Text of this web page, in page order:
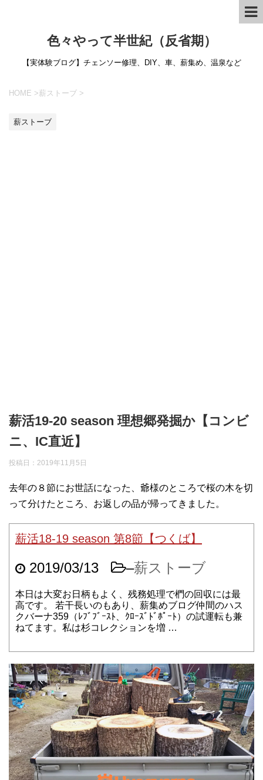
色々やって半世紀（反省期）
【実体験ブログ】チェンソー修理、DIY、車、薪集め、温泉など
HOME >薪ストーブ >
薪ストーブ
薪活19-20 season 理想郷発掘か【コンビ
ニ、IC直近】
投稿日： 2019年11月5日
去年の８節にお世話になった、爺様のところで桜の木を切
って分けたところ、お返しの品が帰ってきました。
薪活18-19 season 第8節【つくば】
2019/03/13 –薪ストーブ
本日は大変お日柄もよく、残務処理で椚の回収には最
高です。 若干長いのもあり、薪集めブログ仲間のハス
クバーナ359（ﾚﾌﾞﾌﾞｰｽﾄ、ｸﾛｰｽﾞﾄﾞﾎﾟｰﾄ）の試運転も兼
ねてます。私は杉コレクションを増 …